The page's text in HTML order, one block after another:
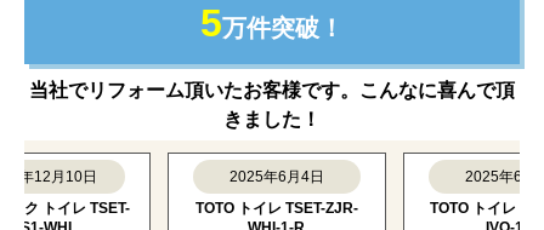
5万件突破！
当社でリフォーム頂いたお客様です。こんなに喜んで頂
きました！
月10日
トイレ TSET-
2025年6月4日
TOTO トイレ TSET-ZJR-
2025年6月4日
TOTO トイレ TSET-